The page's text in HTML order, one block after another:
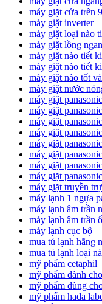
máy giặt cửa trên
máy giặt inverter
máy giặt loại nào
máy giặt lồng
máy giặt nào tiết
máy giặt nào tiết
máy giặt nào tốt
máy giặt nước
máy giặt
máy giặt
máy giặt
máy giặt
máy giặt
máy giặt
máy giặt
máy giặt
máy giặt truyền
máy lạnh 1 ngựa
máy lạnh âm trần
máy lạnh âm trần
máy lạnh cục bộ
mua tủ lạnh hãng
mua tủ lạnh loại
mỹ phẩm cetaphil
mỹ phẩm dành
mỹ phẩm dùng
mỹ phẩm hada